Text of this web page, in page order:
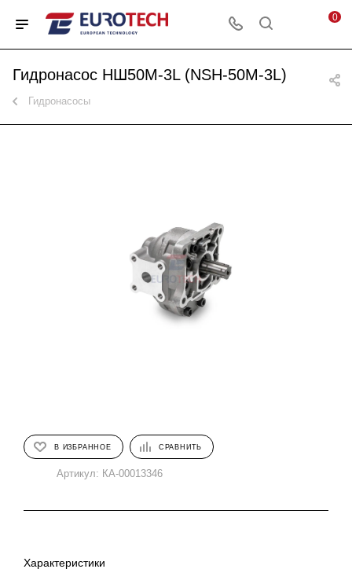
0
Гидронасос НШ50M-3L (NSH-50M-3L)
Гидронасосы
В ИЗБРАННОЕ СРАВНИТЬ
Артикул: КА-00013346
Характеристики